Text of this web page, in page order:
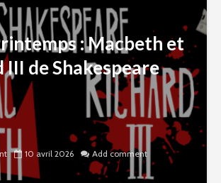
: Macbeth et
III de Shakespeare
10 avril 2026
Add comment